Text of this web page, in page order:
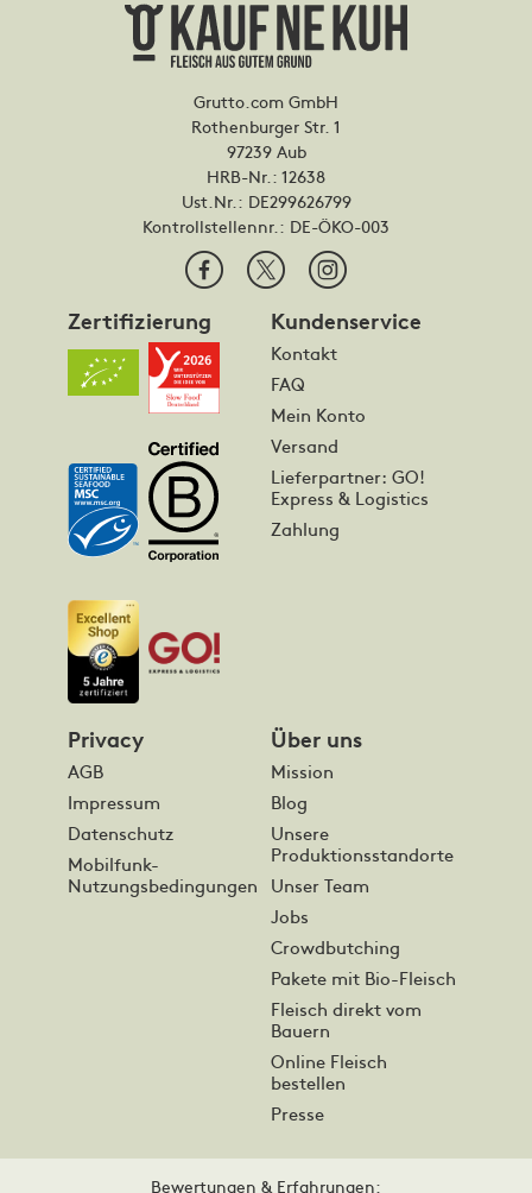
Grutto.com GmbH
Rothenburger Str. 1
97239 Aub
HRB-Nr.: 12638
Ust.Nr.: DE299626799
Kontrollstellennr.: DE-ÖKO-003
Zertifizierung
Kundenservice
Kontakt
FAQ
Mein Konto
Versand
Lieferpartner: GO!
Express & Logistics
Zahlung
Privacy
AGB
Impressum
Datenschutz
Mobilfunk-
Nutzungsbedingungen
Über uns
Mission
Blog
Unsere
Produktionsstandorte
Unser Team
Jobs
Crowdbutching
Pakete mit Bio-Fleisch
Fleisch direkt vom
Bauern
Online Fleisch
bestellen
Presse
Bewertungen & Erfahrungen: